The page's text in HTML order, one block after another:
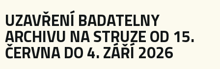
UZAVŘENÍ BADATELNY
ARCHIVU NA STRUZE OD 15.
ČERVNA DO 4. ZÁŘÍ 2026